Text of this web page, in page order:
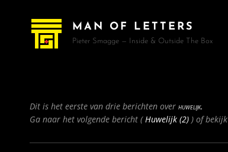
MAN OF LETTERS
Pieter Smagge — Inside & Outside The Box
Bericht
navigatie
Dit is het eerste van drie berichten over huwelijk.
Ga naar het volgende bericht ( Volgend
Huwelijk (2) ) of bekijk